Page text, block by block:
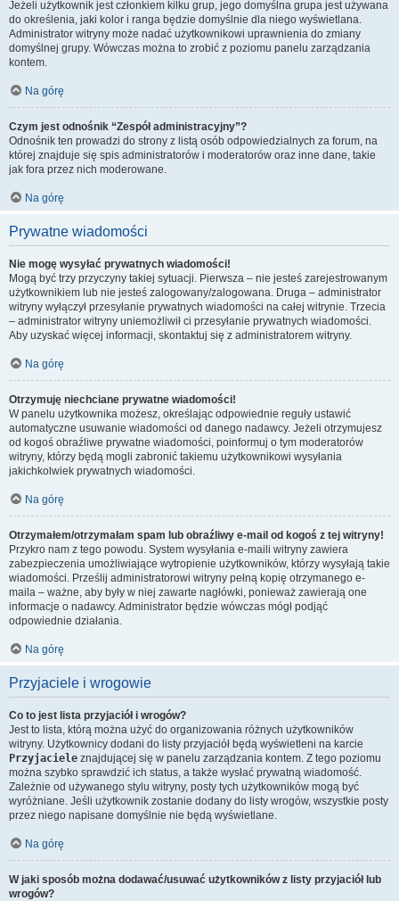
Jeżeli użytkownik jest członkiem kilku grup, jego domyślna grupa jest używana
do określenia, jaki kolor i ranga będzie domyślnie dla niego wyświetlana.
Administrator witryny może nadać użytkownikowi uprawnienia do zmiany
domyślnej grupy. Wówczas można to zrobić z poziomu panelu zarządzania
kontem.
Na górę
Czym jest odnośnik “Zespół administracyjny”?
Odnośnik ten prowadzi do strony z listą osób odpowiedzialnych za forum, na
której znajduje się spis administratorów i moderatorów oraz inne dane, takie
jak fora przez nich moderowane.
Na górę
Prywatne wiadomości
Nie mogę wysyłać prywatnych wiadomości!
Mogą być trzy przyczyny takiej sytuacji. Pierwsza – nie jesteś zarejestrowanym
użytkownikiem lub nie jesteś zalogowany/zalogowana. Druga – administrator
witryny wyłączył przesyłanie prywatnych wiadomości na całej witrynie. Trzecia
– administrator witryny uniemożliwił ci przesyłanie prywatnych wiadomości.
Aby uzyskać więcej informacji, skontaktuj się z administratorem witryny.
Na górę
Otrzymuję niechciane prywatne wiadomości!
W panelu użytkownika możesz, określając odpowiednie reguły ustawić
automatyczne usuwanie wiadomości od danego nadawcy. Jeżeli otrzymujesz
od kogoś obraźliwe prywatne wiadomości, poinformuj o tym moderatorów
witryny, którzy będą mogli zabronić takiemu użytkownikowi wysyłania
jakichkolwiek prywatnych wiadomości.
Na górę
Otrzymałem/otrzymałam spam lub obraźliwy e-mail od kogoś z tej witryny!
Przykro nam z tego powodu. System wysyłania e-maili witryny zawiera
zabezpieczenia umożliwiające wytropienie użytkowników, którzy wysyłają takie
wiadomości. Prześlij administratorowi witryny pełną kopię otrzymanego e-
maila – ważne, aby były w niej zawarte nagłówki, ponieważ zawierają one
informacje o nadawcy. Administrator będzie wówczas mógł podjąć
odpowiednie działania.
Na górę
Przyjaciele i wrogowie
Co to jest lista przyjaciół i wrogów?
Jest to lista, którą można użyć do organizowania różnych użytkowników
witryny. Użytkownicy dodani do listy przyjaciół będą wyświetleni na karcie
Przyjaciele znajdującej się w panelu zarządzania kontem. Z tego poziomu
można szybko sprawdzić ich status, a także wysłać prywatną wiadomość.
Zależnie od używanego stylu witryny, posty tych użytkowników mogą być
wyróżniane. Jeśli użytkownik zostanie dodany do listy wrogów, wszystkie posty
przez niego napisane domyślnie nie będą wyświetlane.
Na górę
W jaki sposób można dodawać/usuwać użytkowników z listy przyjaciół lub
wrogów?